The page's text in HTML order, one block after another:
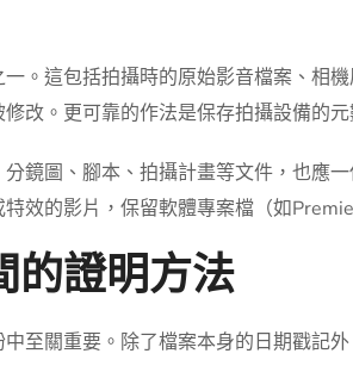
。這包括拍攝時的原始影音檔案、相
改。更可靠的作法是保存拍攝設備的
鏡圖、腳本、拍攝計畫等文件，也應
效的影片，保留軟體專案檔（如
的證明方法
至關重要。除了檔案本身的日期戳記